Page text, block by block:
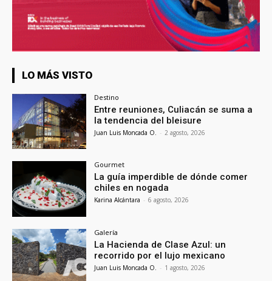
LO MÁS VISTO
Destino
Entre reuniones, Culiacán se suma a
la tendencia del bleisure
Juan Luis Moncada O. - 2 agosto, 2026
Gourmet
La guía imperdible de dónde comer
chiles en nogada
Karina Alcántara - 6 agosto, 2026
Galería
La Hacienda de Clase Azul: un
recorrido por el lujo mexicano
Juan Luis Moncada O. - 1 agosto, 2026